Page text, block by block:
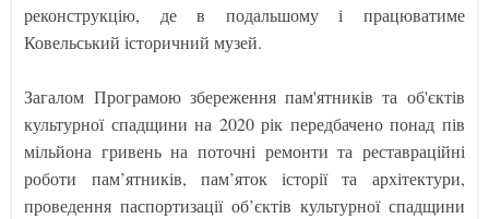
реконструкцію, де в подальшому і працюватиме
Ковельський історичний музей.
Загалом Програмою збереження пам'ятників та об'єктів
культурної спадщини на 2020 рік передбачено понад пів
мільйона гривень на поточні ремонти та реставраційні
роботи пам’ятників, пам’яток історії та архітектури,
проведення паспортизації об’єктів культурної спадщини